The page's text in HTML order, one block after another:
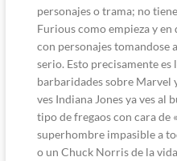
personajes o trama; no
Furious como empieza y
con personajes tomandose
serio. Esto precisamente es
barbaridades sobre Marvel
ves Indiana Jones ya ves al
tipo de fregaos con cara de
superhombre impasible a
o un Chuck Norris de la